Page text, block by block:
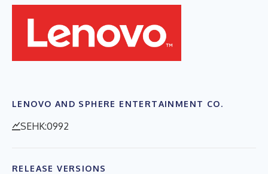
LENOVO AND SPHERE ENTERTAINMENT CO.
SEHK:0992
RELEASE VERSIONS